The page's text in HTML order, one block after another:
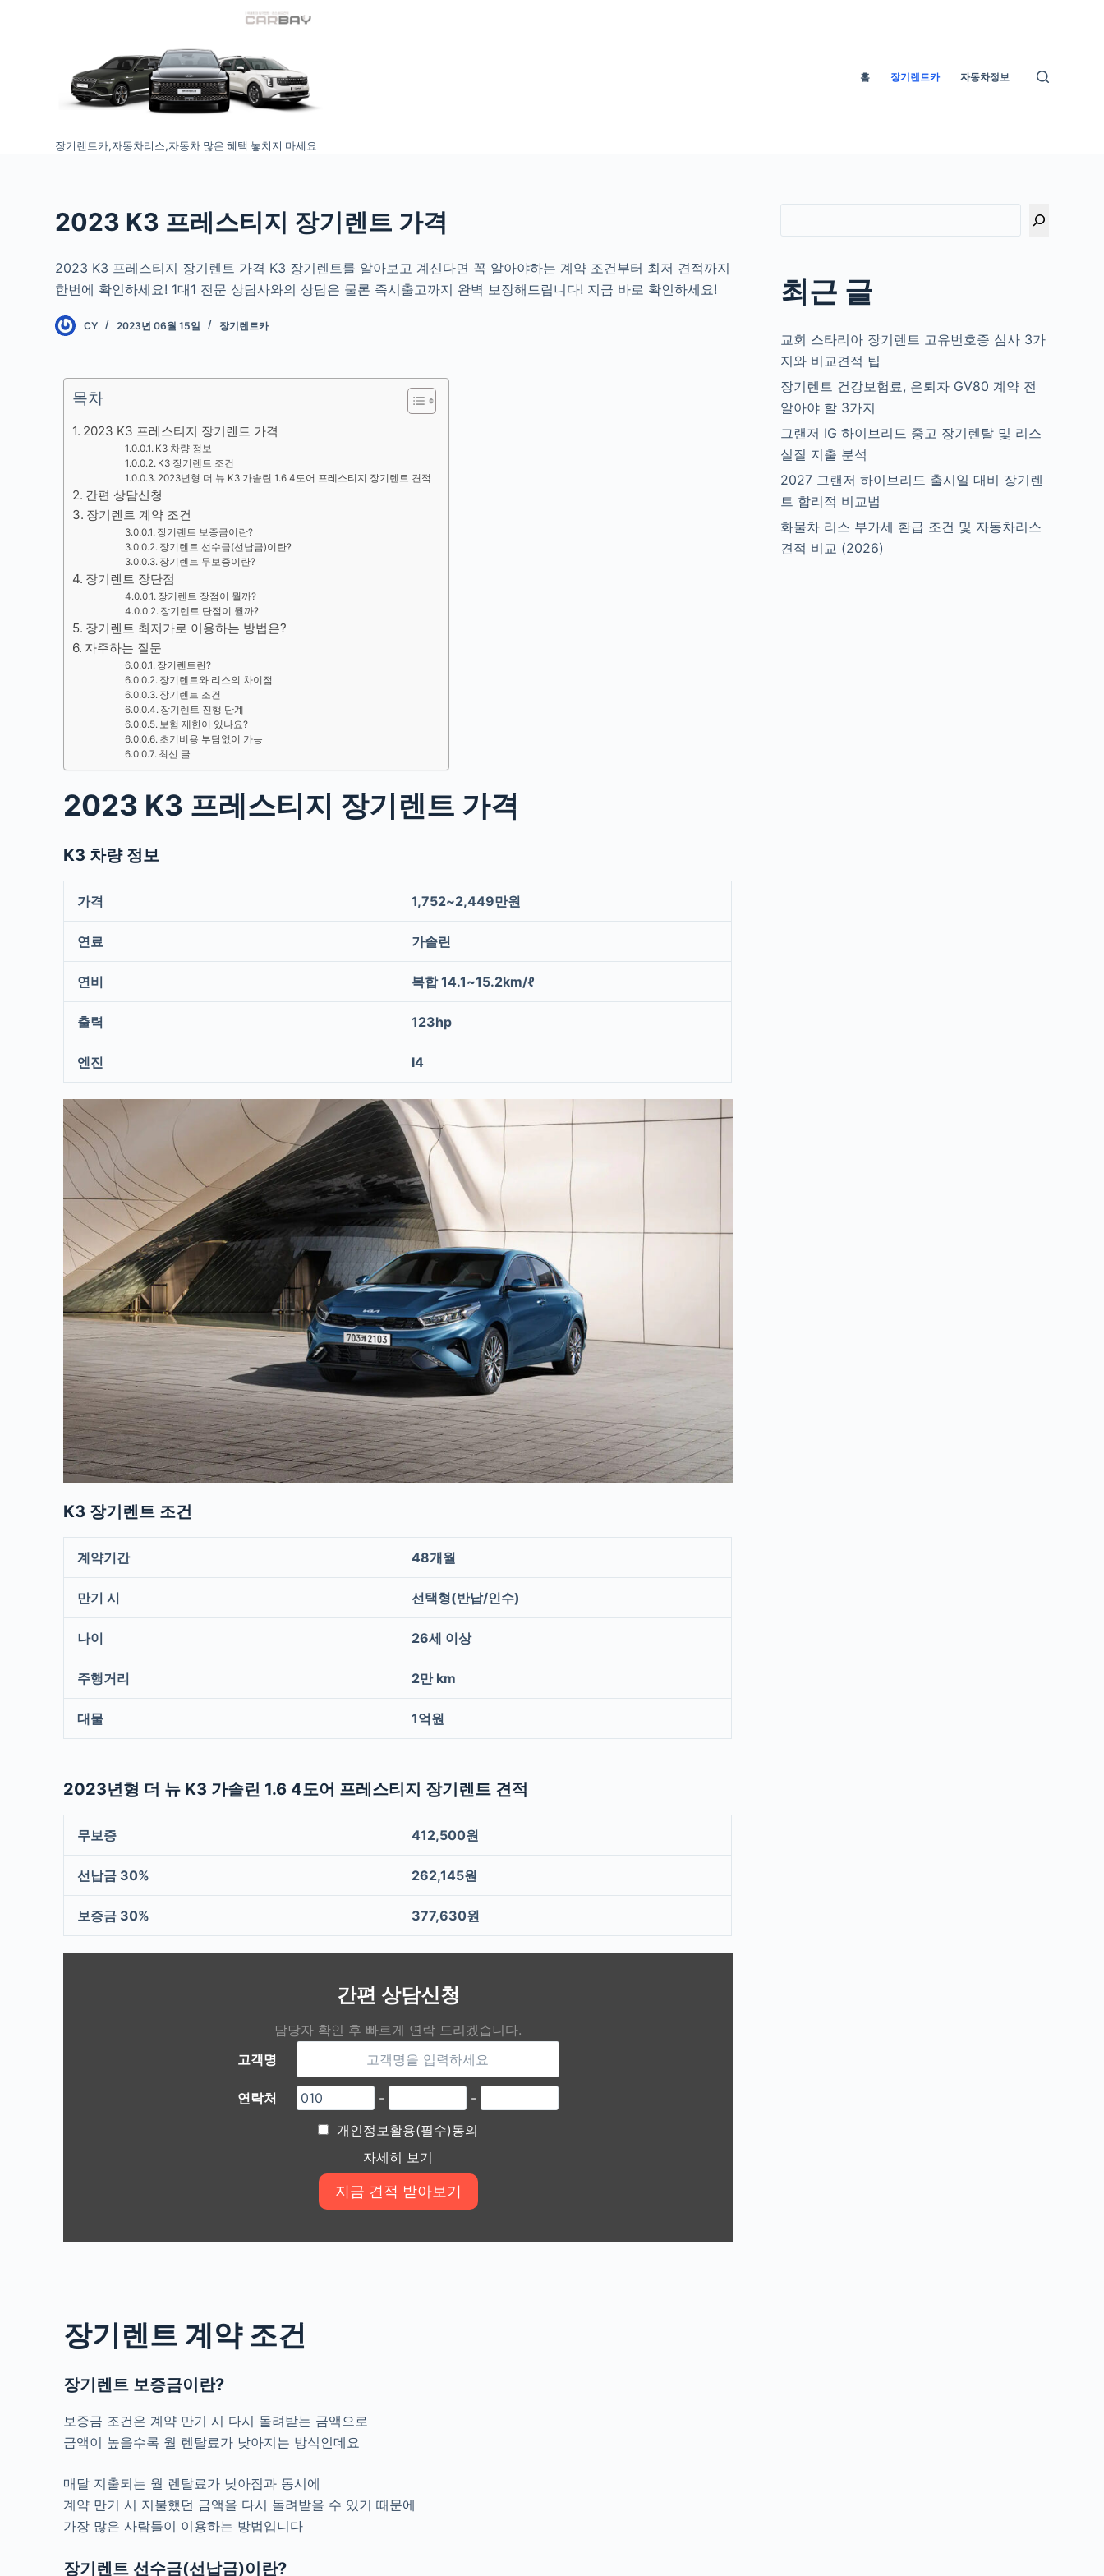
장기렌트카,자동차리스,자동차 많은 혜택 놓치지 마세요
홈 장기렌트카 자동차정보
2023 K3 프레스티지 장기렌트 가격
2023 K3 프레스티지 장기렌트 가격 K3 장기렌트를 알아보고 계신다면 꼭 알아야하는 계약 조건부터 최저 견적까지
한번에 확인하세요! 1대1 전문 상담사와의 상담은 물론 즉시출고까지 완벽 보장해드립니다! 지금 바로 확인하세요!
CY 2023년 06월 15일 장기렌트카
목차
2023 K3 프레스티지 장기렌트 가격
K3 차량 정보
K3 장기렌트 조건
2023년형 더 뉴 K3 가솔린 1.6 4도어 프레스티지 장기렌트 견적
간편 상담신청
장기렌트 계약 조건
장기렌트 보증금이란?
장기렌트 선수금(선납금)이란?
장기렌트 무보증이란?
장기렌트 장단점
장기렌트 장점이 뭘까?
장기렌트 단점이 뭘까?
장기렌트 최저가로 이용하는 방법은?
자주하는 질문
장기렌트란?
장기렌트와 리스의 차이점
장기렌트 조건
장기렌트 진행 단계
보험 제한이 있나요?
초기비용 부담없이 가능
최신 글
2023 K3 프레스티지 장기렌트 가격
K3 차량 정보
가격 1,752~2,449만원
연료 가솔린
연비 복합 14.1~15.2km/ℓ
출력 123hp
엔진 I4
K3 장기렌트 조건
계약기간 48개월
만기 시 선택형(반납/인수)
나이 26세 이상
주행거리 2만 km
대물 1억원
2023년형 더 뉴 K3 가솔린 1.6 4도어 프레스티지 장기렌트 견적
무보증 412,500원
선납금 30% 262,145원
보증금 30% 377,630원
간편 상담신청
담당자 확인 후 빠르게 연락 드리겠습니다.
고객명
연락처 -
-
개인정보활용(필수)동의
자세히 보기
장기렌트 계약 조건
장기렌트 보증금이란?
보증금 조건은 계약 만기 시 다시 돌려받는 금액으로
금액이 높을수록 월 렌탈료가 낮아지는 방식인데요
매달 지출되는 월 렌탈료가 낮아짐과 동시에
계약 만기 시 지불했던 금액을 다시 돌려받을 수 있기 때문에
가장 많은 사람들이 이용하는 방법입니다
장기렌트 선수금(선납금)이란?
최근 글
교회 스타리아 장기렌트 고유번호증 심사 3가
지와 비교견적 팁
장기렌트 건강보험료, 은퇴자 GV80 계약 전
알아야 할 3가지
그랜저 IG 하이브리드 중고 장기렌탈 및 리스
실질 지출 분석
2027 그랜저 하이브리드 출시일 대비 장기렌
트 합리적 비교법
화물차 리스 부가세 환급 조건 및 자동차리스
견적 비교 (2026)